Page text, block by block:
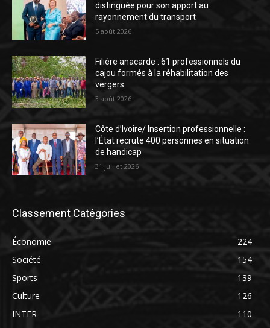
distinguée pour son apport au
rayonnement du transport
5 août 2026
Filière anacarde : 61 professionnels du
cajou formés à la réhabilitation des
vergers
3 août 2026
Côte d’Ivoire/ Insertion professionnelle :
l’État recrute 400 personnes en situation
de handicap
31 juillet 2026
Classement Catégories
Économie
224
Société
154
Sports
139
Culture
126
INTER
110